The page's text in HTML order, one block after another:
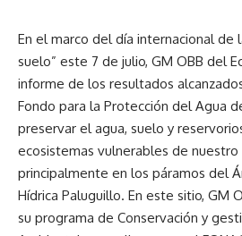
En el marco del día internacional de
suelo” este 7 de julio, GM OBB del
informe de los resultados
Fondo para la Protección del Agua
preservar el agua, suelo y
ecosistemas vulnerables de nuestro
principalmente en los páramos del
Hídrica Paluguillo. En este sitio, GM
su programa de Conservación y